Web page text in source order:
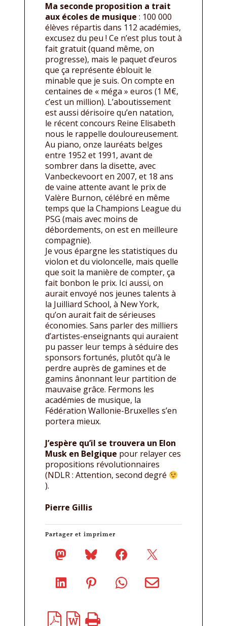
Ma seconde proposition a trait
aux écoles de musique : 100 000
élèves répartis dans 112 académies,
excusez du peu ! Ce n’est plus tout à
fait gratuit (quand même, on
progresse), mais le paquet d’euros
que ça représente éblouit le
minable que je suis. On compte en
centaines de « méga » euros (1 M€,
c’est un million). L’aboutissement
est aussi dérisoire qu’en natation,
le récent concours Reine Elisabeth
nous le rappelle douloureusement.
Au piano, onze lauréats belges
entre 1952 et 1991, avant de
sombrer dans la disette, avec
Vanbeckevoort en 2007, et 18 ans
de vaine attente avant le prix de
Valère Burnon, célébré en même
temps que la Champions League du
PSG (mais avec moins de
débordements, on est en meilleure
compagnie).
Je vous épargne les statistiques du
violon et du violoncelle, mais quelle
que soit la manière de compter, ça
fait bonbon le prix. Ici aussi, on
aurait envoyé nos jeunes talents à
la Juilliard School, à New York,
qu’on aurait fait de sérieuses
économies. Sans parler des milliers
d’artistes-enseignants qui auraient
pu passer leur temps à séduire des
sponsors fortunés, plutôt qu’à le
perdre auprès de gamines et de
gamins ânonnant leur partition de
mauvaise grâce. Fermons les
académies de musique, la
Fédération Wallonie-Bruxelles s’en
portera mieux.
J’espère qu’il se trouvera un Elon
Musk en Belgique pour relayer ces
propositions révolutionnaires
(NDLR : Attention, second degré
).
Pierre Gillis
Partager et imprimer